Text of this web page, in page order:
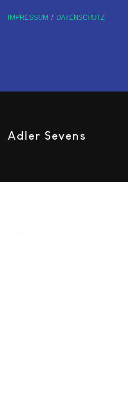
IMPRESSUM DATENSCHUTZ
Adler Sevens